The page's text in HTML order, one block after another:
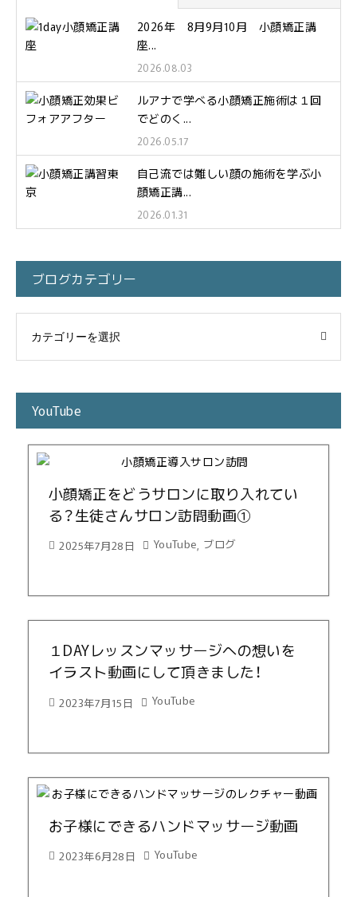
2026年 8月9月10月 小顔矯正講
座...
2026.08.03
ルアナで学べる小顔矯正施術は１回
でどのく...
2026.05.17
自己流では難しい顔の施術を学ぶ小
顔矯正講...
2026.01.31
ブログカテゴリー
YouTube
小顔矯正をどうサロンに取り入れてい
る？生徒さんサロン訪問動画①
2025年7月28日 YouTube, ブログ
１DAYレッスンマッサージへの想いを
イラスト動画にして頂きました！
2023年7月15日 YouTube
お子様にできるハンドマッサージ動画
2023年6月28日 YouTube